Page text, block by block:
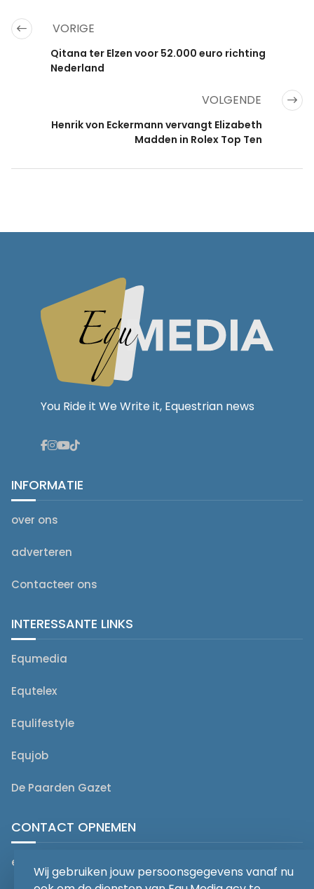
VORIGE
Qitana ter Elzen voor 52.000 euro richting
Nederland
VOLGENDE
Henrik von Eckermann vervangt Elizabeth
Madden in Rolex Top Ten
You Ride it We Write it, Equestrian news
INFORMATIE
over ons
adverteren
Contacteer ons
INTERESSANTE LINKS
Equmedia
Equtelex
Equlifestyle
Equjob
De Paarden Gazet
CONTACT OPNEMEN
editorial@equmedia.be
Wij gebruiken jouw persoonsgegevens vanaf nu